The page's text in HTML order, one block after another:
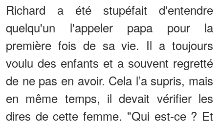
Richard a été stupéfait d'entendre
quelqu'un l'appeler papa pour la
première fois de sa vie. Il a toujours
voulu des enfants et a souvent regretté
de ne pas en avoir. Cela l’a supris, mais
en même temps, il devait vérifier les
dires de cette femme. "Qui est-ce ? Et